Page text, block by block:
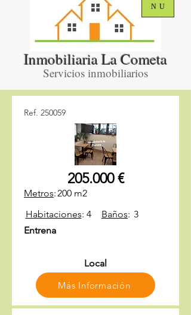
Inmobiliaria La Cometa
Servicios inmobiliarios
NU
Ref. 250059
205.000 €
Metros:200 m2
Habitaciones: 4 Baños: 3
Entrena
Local
Más Información